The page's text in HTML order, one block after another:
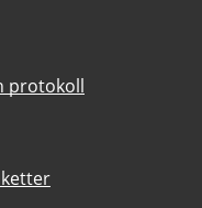
protokoll